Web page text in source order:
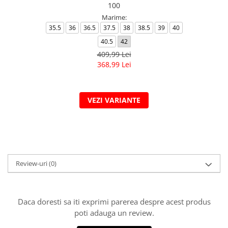
100
Marime:
35.5 36 36.5 37.5 38 38.5 39
40
40.5
42
409,99 Lei
368,99 Lei
VEZI VARIANTE
Review-uri(0)
Daca doresti sa iti exprimi parerea despre acest produs
poti adauga un review.